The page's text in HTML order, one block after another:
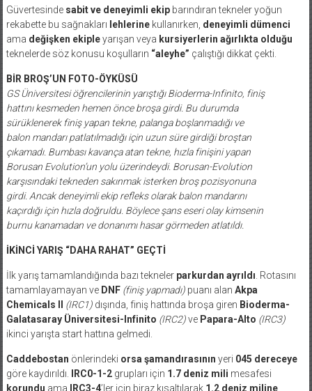
Güvertesinde sabit ve deneyimli ekipbarındıran tekneler yoğun
rekabette bu sağnakları lehlerinekullanırken, deneyimli dümenci
ama değişken ekipleyarışan veya kursiyerlerin ağırlıkta olduğu
teknelerde söz konusu koşulların “aleyhe” çalıştığı dikkat çekti.
BİR BROŞ’UN FOTO-ÖYKÜSÜ
GS Üniversitesi öğrencilerinin yarıştığı Bioderma-Infinito, finiş
hattını kesmeden hemen önce broşa girdi. Bu durumda
sürüklenerek finiş yapan tekne, palanga boşlanmadığı ve
balon mandarı patlatılmadığı için uzun süre girdiği broştan
çıkamadı. Bumbası kavança atan tekne, hızla finişini yapan
Borusan Evolution’un yolu üzerindeydi. Borusan-Evolution
karşısındaki tekneden sakınmak isterken broş pozisyonuna
girdi. Ancak deneyimli ekip refleks olarak balon mandarını
kaçırdığı için hızla doğruldu. Böylece şans eseri olay kimsenin
burnu kanamadan ve donanımı hasar görmeden atlatıldı.
İKİNCİ YARIŞ “DAHA RAHAT” GEÇTİ
İlk yarış tamamlandığında bazı tekneler parkurdan ayrıldı . Rotasını
tamamlayamayan ve DNF (finiş yapmadı)puanı alan Akpa
Chemicals II
(IRC1)dışında, finiş hattında broşa giren Bioderma-
Galatasaray Üniversitesi-Infinito (IRC2)ve Papara-Alto (IRC3)
ikinci yarışta start hattına gelmedi.
Caddebostan önlerindeki orsa şamandırasının yeri 045 dereceye
göre kaydırıldı.
IRC0-1-2grupları için 1.7 deniz mili mesafesi
korundu ama IRC3-4’ler için biraz kısaltılarak 1.2 deniz miline